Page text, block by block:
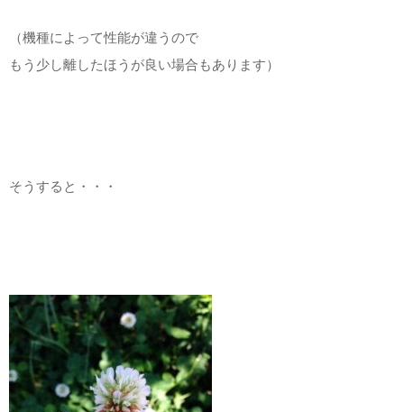
（機種によって性能が違うので
もう少し離したほうが良い場合もあります）
そうすると・・・